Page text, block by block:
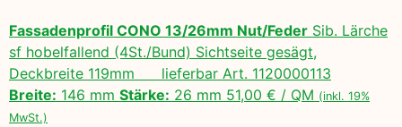
Fassadenprofil CONO 13/26mm Nut/Feder Sib. Lärche
sf hobelfallend (4St./Bund) Sichtseite gesägt,
Deckbreite 119mm lieferbar Art. 1120000113
Breite: 146 mm Stärke: 26 mm 51,00 € / QM (inkl. 19%
MwSt.)